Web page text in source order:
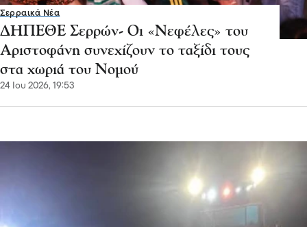
Σερραικά Νέα
ΔΗΠΕΘΕ Σερρών- Οι «Νεφέλες» του
Αριστοφάνη συνεχίζουν το ταξίδι τους
στα χωριά του Νομού
24 Ιου 2026, 19:53